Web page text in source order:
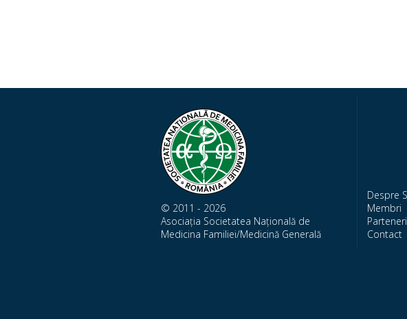
© 2011 - 2026
Asociația Societatea Națională de
Medicina Familiei/Medicină Generală
Despre
Membri
Parteneri
Contact